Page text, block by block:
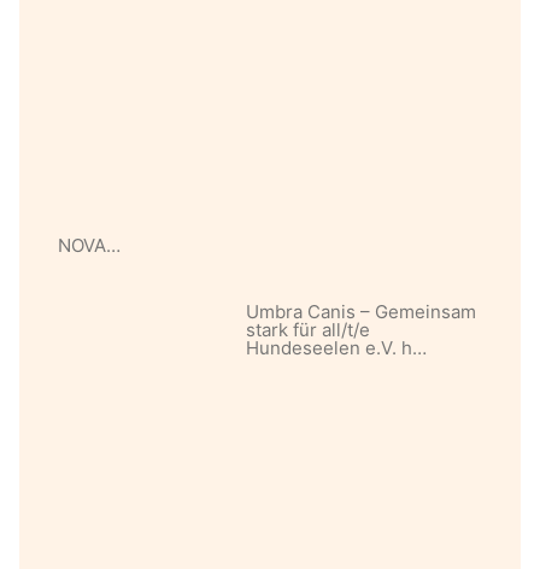
NOVA…
Umbra Canis – Gemeinsam
stark für all/t/e
Hundeseelen e.V. h…